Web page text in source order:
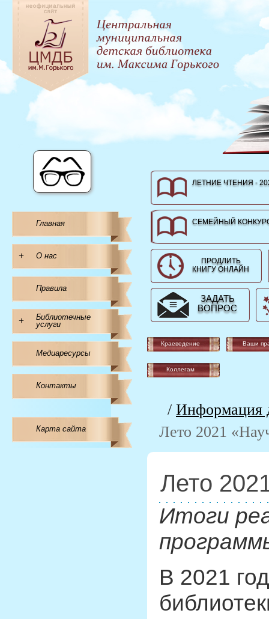
Главная
+ О нас
Правила
+
Библиотечные
услуги
Медиаресурсы
Контакты
Карта сайта
ЛЕТНИЕ ЧТЕНИЯ -
СЕМЕЙНЫЙ
ПРОДЛИТЬ
КНИГУ ОНЛАЙН
ЗАДАТЬ
ВОПРОС
Краеведение Ваши
Коллегам
/ Информация
Лето 2021
Лето
Итоги
В 2021